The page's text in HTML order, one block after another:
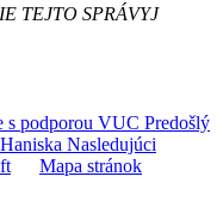
TEJTO SPRÁVYJ
s podporou VUC Predošlý
Nasledujúci
Mapa stránok